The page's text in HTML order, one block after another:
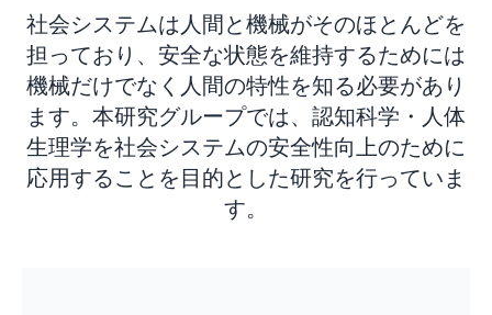
Cognitive
社会システムは人間と機械がそのほとんどを
担っており、安全な状態を維持するためには
機械だけでなく人間の特性を知る必要があり
ます。本研究グループでは、認知科学・人体
生理学を社会システムの安全性向上のために
応用することを目的とした研究を行っていま
す。